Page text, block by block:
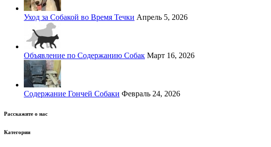
Уход за Собакой во Время Течки Апрель 5, 2026
Объявление по Содержанию Собак Март 16, 2026
Содержание Гончей Собаки Февраль 24, 2026
Расскажите о нас
Категории